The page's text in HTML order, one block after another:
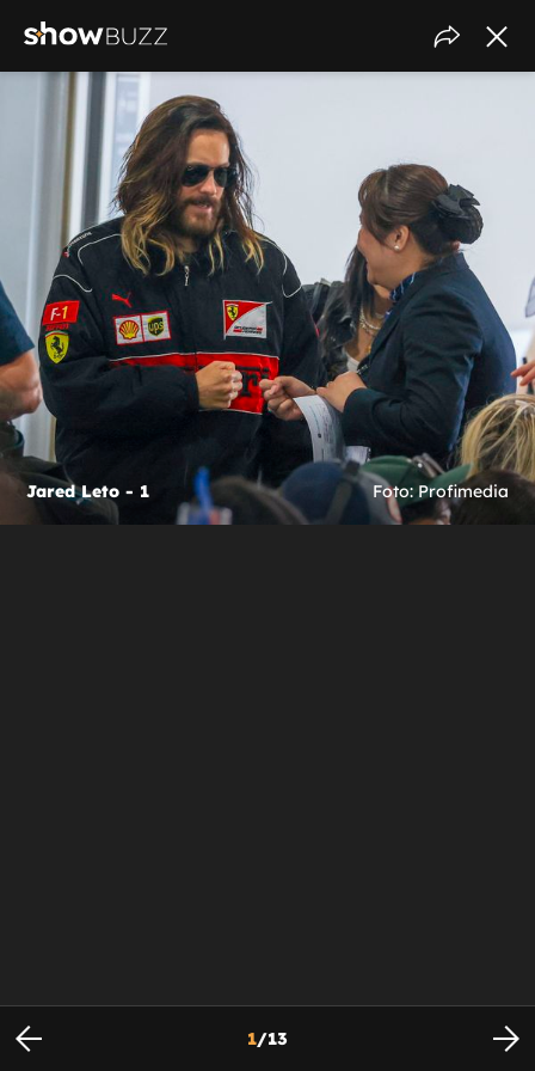
Jared Leto - 1 Foto: Profimedia
1/13